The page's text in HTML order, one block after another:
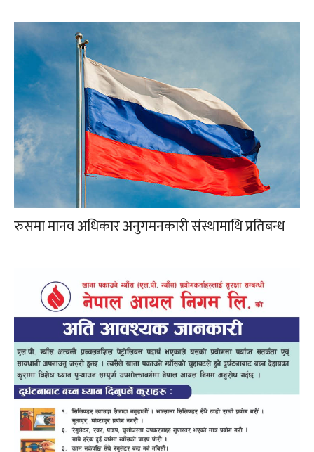
रुसमा मानव अधिकार अनुगमनकारी संस्थामाथि प्रतिबन्ध